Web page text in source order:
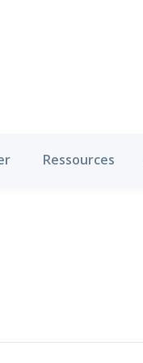
Ressources